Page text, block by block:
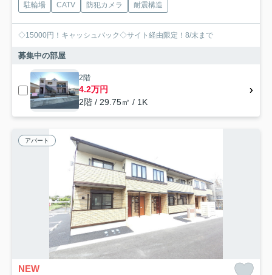
駐輪場 CATV 防犯カメラ 耐震構造
◇15000円！キャッシュバック◇サイト経由限定！8/末まで
募集中の部屋
2階
4.2万円
2階 / 29.75㎡ / 1K
アパート
NEW